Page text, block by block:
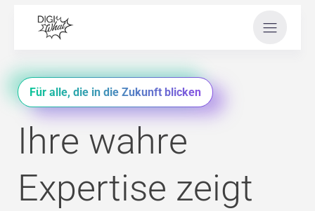
Für alle, die in die Zukunft blicken
Ihre wahre
Expertise zeigt